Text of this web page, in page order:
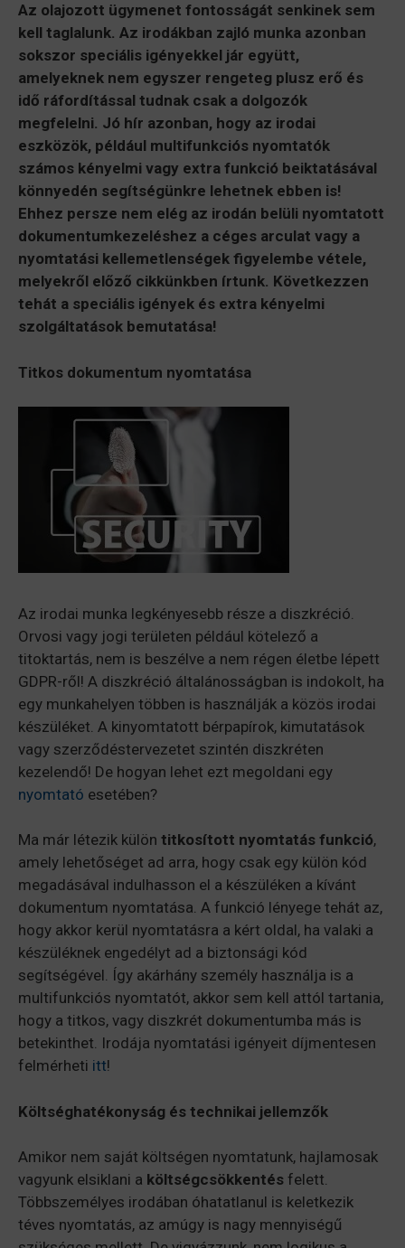
Az olajozott ügymenet fontosságát senkinek sem
kell taglalunk. Az irodákban zajló munka azonban
sokszor speciális igényekkel jár együtt,
amelyeknek nem egyszer rengeteg plusz erő és
idő ráfordítással tudnak csak a dolgozók
megfelelni. Jó hír azonban, hogy az irodai
eszközök, például multifunkciós nyomtatók
számos kényelmi vagy extra funkció beiktatásával
könnyedén segítségünkre lehetnek ebben is!
Ehhez persze nem elég az irodán belüli nyomtatott
dokumentumkezeléshez a céges arculat vagy a
nyomtatási kellemetlenségek figyelembe vétele,
melyekről előző cikkünkben írtunk. Következzen
tehát a speciális igények és extra kényelmi
szolgáltatások bemutatása!
Titkos dokumentum nyomtatása
Az irodai munka legkényesebb része a diszkréció.
Orvosi vagy jogi területen például kötelező a
titoktartás, nem is beszélve a nem régen életbe lépett
GDPR-ről! A diszkréció általánosságban is indokolt, ha
egy munkahelyen többen is használják a közös irodai
készüléket. A kinyomtatott bérpapírok, kimutatások
vagy szerződéstervezetet szintén diszkréten
kezelendő! De hogyan lehet ezt megoldani egy
nyomtató esetében?
Ma már létezik külön titkosított nyomtatás funkció,
amely lehetőséget ad arra, hogy csak egy külön kód
megadásával indulhasson el a készüléken a kívánt
dokumentum nyomtatása. A funkció lényege tehát az,
hogy akkor kerül nyomtatásra a kért oldal, ha valaki a
készüléknek engedélyt ad a biztonsági kód
segítségével. Így akárhány személy használja is a
multifunkciós nyomtatót, akkor sem kell attól tartania,
hogy a titkos, vagy diszkrét dokumentumba más is
betekinthet. Irodája nyomtatási igényeit díjmentesen
felmérheti itt!
Költséghatékonyság és technikai jellemzők
Amikor nem saját költségen nyomtatunk, hajlamosak
vagyunk elsiklani a költségcsökkentés felett.
Többszemélyes irodában óhatatlanul is keletkezik
téves nyomtatás, az amúgy is nagy mennyiségű